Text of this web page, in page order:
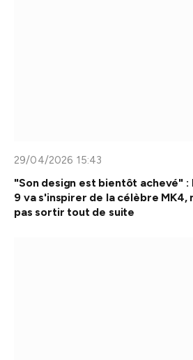
29/04/2026 15:43
"Son design est bientôt achevé" :
9 va s'inspirer de la célèbre MK4,
pas sortir tout de suite